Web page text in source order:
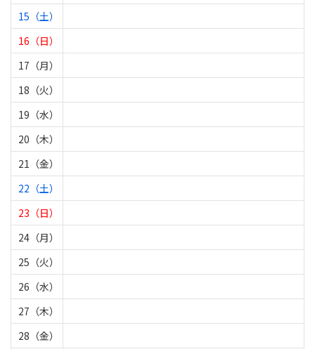
15（土）
16（日）
17（月）
18（火）
19（水）
20（木）
21（金）
22（土）
23（日）
24（月）
25（火）
26（水）
27（木）
28（金）